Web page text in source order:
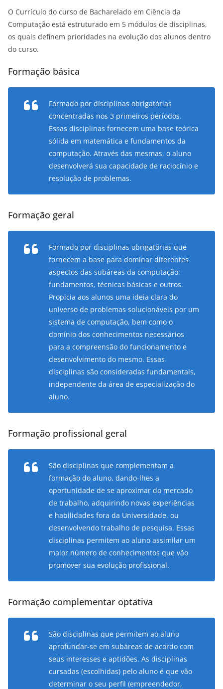
O Currículo do curso de Bacharelado em Ciência da
Computação está estruturado em 5 módulos de disciplinas,
os quais definem prioridades na evolução dos alunos dentro
do curso.
Formação básica
Formado por disciplinas obrigatórias
concentradas nos 3 primeiros períodos.
Essas disciplinas fornecem uma base teórica
sólida em matemática e fundamentos da
computação. Através das mesmas, o aluno
desenvolverá sua capacidade de raciocínio e
resolução de problemas.
Formação geral
Formado por disciplinas obrigatórias que
fornecem a base para dominar diferentes
aspectos das subáreas da computação:
fundamentos, técnicas básicas e outros.
Propicia aos alunos uma ideia clara do
universo de problemas solucionáveis por um
sistema de computação, bem como o
domínio dos conhecimentos necessários
para a compreensão do funcionamento e
desenvolvimento do mesmo. Essas
disciplinas são consideradas fundamentais,
independente da área de especialização do
aluno.
Formação profissional geral
São disciplinas que complementam a
formação do aluno, dando-lhes a
oportunidade de se aproximar do mercado
de trabalho, adquirindo novas experiências
e habilidades fora da Universidade, ou
desenvolvendo trabalho de pesquisa. Essas
disciplinas permitem ao aluno assimilar um
maior número de conhecimentos que vão
promover sua evolução profissional.
Formação complementar optativa
São disciplinas que permitem ao aluno
aprofundar-se em subáreas de acordo com
seus interesses e aptidões. As disciplinas
cursadas (escolhidas) pelo aluno é que vão
determinar o seu perfil (empreendedor,